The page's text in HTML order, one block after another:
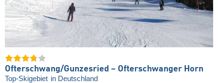
Ofterschwang/​Gunzesried – Ofterschwanger Horn
Top-Skigebiet in Deutschland